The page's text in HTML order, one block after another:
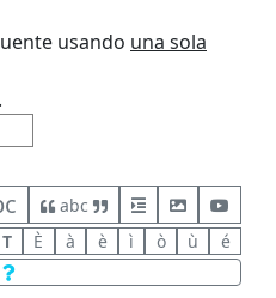
usando una sola
abc
T
È à è ì ò ù é